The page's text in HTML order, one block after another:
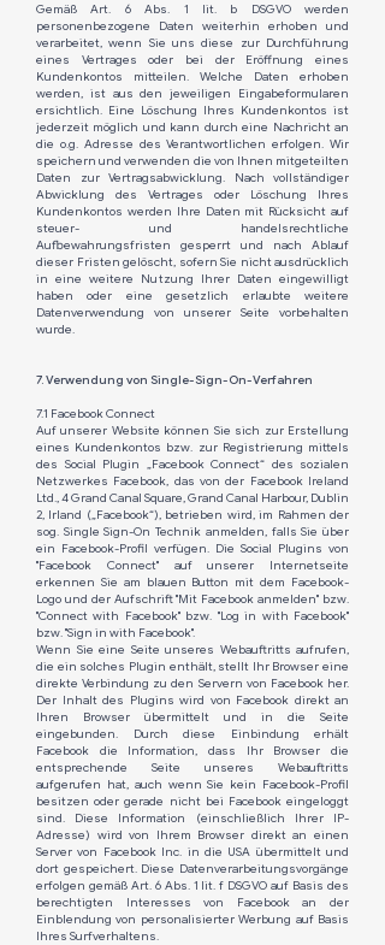
Gemäß Art. 6 Abs. 1 lit. b DSGVO werden
personenbezogene Daten weiterhin erhoben und
verarbeitet, wenn Sie uns diese zur Durchführung
eines Vertrages oder bei der Eröffnung eines
Kundenkontos mitteilen. Welche Daten erhoben
werden, ist aus den jeweiligen Eingabeformularen
ersichtlich. Eine Löschung Ihres Kundenkontos ist
jederzeit möglich und kann durch eine Nachricht an
die o.g. Adresse des Verantwortlichen erfolgen. Wir
speichern und verwenden die von Ihnen mitgeteilten
Daten zur Vertragsabwicklung. Nach vollständiger
Abwicklung des Vertrages oder Löschung Ihres
Kundenkontos werden Ihre Daten mit Rücksicht auf
steuer- und handelsrechtliche
Aufbewahrungsfristen gesperrt und nach Ablauf
dieser Fristen gelöscht, sofern Sie nicht ausdrücklich
in eine weitere Nutzung Ihrer Daten eingewilligt
haben oder eine gesetzlich erlaubte weitere
Datenverwendung von unserer Seite vorbehalten
wurde.
7. Verwendung von Single-Sign-On-Verfahren
7.1 Facebook Connect
Auf unserer Website können Sie sich zur Erstellung
eines Kundenkontos bzw. zur Registrierung mittels
des Social Plugin „Facebook Connect“ des sozialen
Netzwerkes Facebook, das von der Facebook Ireland
Ltd., 4 Grand Canal Square, Grand Canal Harbour, Dublin
2, Irland („Facebook“), betrieben wird, im Rahmen der
sog. Single Sign-On Technik anmelden, falls Sie über
ein Facebook-Profil verfügen. Die Social Plugins von
"Facebook Connect" auf unserer Internetseite
erkennen Sie am blauen Button mit dem Facebook-
Logo und der Aufschrift "Mit Facebook anmelden" bzw.
"Connect with Facebook" bzw. "Log in with Facebook"
bzw. "Sign in with Facebook".​
Wenn Sie eine Seite unseres Webauftritts aufrufen,
die ein solches Plugin enthält, stellt Ihr Browser eine
direkte Verbindung zu den Servern von Facebook her.
Der Inhalt des Plugins wird von Facebook direkt an
Ihren Browser übermittelt und in die Seite
eingebunden. Durch diese Einbindung erhält
Facebook die Information, dass Ihr Browser die
entsprechende Seite unseres Webauftritts
aufgerufen hat, auch wenn Sie kein Facebook-Profil
besitzen oder gerade nicht bei Facebook eingeloggt
sind. Diese Information (einschließlich Ihrer IP-
Adresse) wird von Ihrem Browser direkt an einen
Server von Facebook Inc. in die USA übermittelt und
dort gespeichert. Diese Datenverarbeitungsvorgänge
erfolgen gemäß Art. 6 Abs. 1 lit. f DSGVO auf Basis des
berechtigten Interesses von Facebook an der
Einblendung von personalisierter Werbung auf Basis
Ihres Surfverhaltens.​